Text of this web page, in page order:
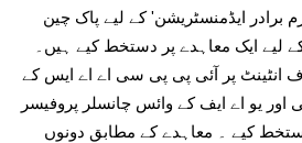
برادر ایڈمنسٹریشن' کے لیے پاک چین
لیے ایک معاہدے پر دستخط کیے ہیں۔
انٹینٹ پر آئی پی پی سی اے اے ایس کے
اور یو اے ایف کے وائس چانسلر پروفیسر
کیے ۔ معاہدے کے مطابق دونوں